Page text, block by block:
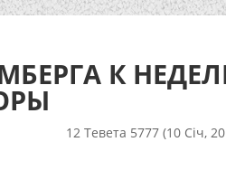
К
12 Тевета 5777 (10 Січ,